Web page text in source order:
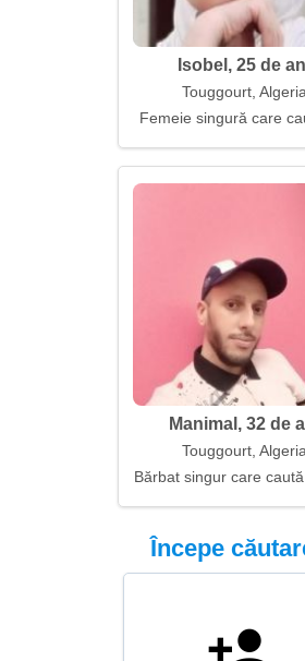
Isobel, 25 de
Touggourt, Algeria
Femeie singură care
Manimal, 32 de
Touggourt, Algeria
Bărbat singur care
Începe